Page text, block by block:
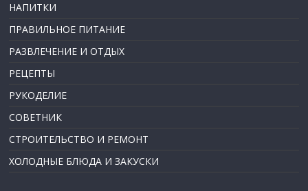
НАПИТКИ
ПРАВИЛЬНОЕ ПИТАНИЕ
РАЗВЛЕЧЕНИЕ И ОТДЫХ
РЕЦЕПТЫ
РУКОДЕЛИЕ
СОВЕТНИК
СТРОИТЕЛЬСТВО И РЕМОНТ
ХОЛОДНЫЕ БЛЮДА И ЗАКУСКИ